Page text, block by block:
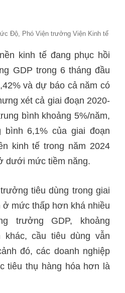
Độ, Phó Viện trưởng Viện Kinh tế
kinh tế đang phục hồi
GDP trong 6 tháng đầu
và dự báo cả năm có
xét cả giai đoạn 2020-
bình khoảng 5%/năm,
6,1% của giai đoạn
kinh tế trong năm 2024
dưới mức tiềm năng.
tiêu dùng trong giai
ở mức thấp hơn khá nhiều
trưởng GDP, khoảng
khác, cầu tiêu dùng vẫn
đó, các doanh nghiệp
tiêu thụ hàng hóa hơn là